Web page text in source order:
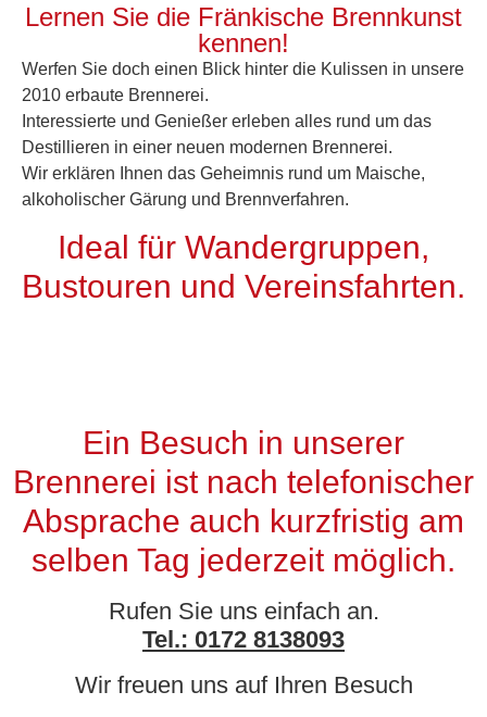
Lernen Sie die Fränkische Brennkunst
kennen!
Werfen Sie doch einen Blick hinter die Kulissen in unsere
2010 erbaute Brennerei.
Interessierte und Genießer erleben alles rund um das
Destillieren in einer neuen modernen Brennerei.
Wir erklären Ihnen das Geheimnis rund um Maische,
alkoholischer Gärung und Brennverfahren.
Ideal für Wandergruppen,
Bustouren und Vereinsfahrten.
Ein Besuch in unserer
Brennerei ist nach telefonischer
Absprache auch kurzfristig am
selben Tag jederzeit möglich.
Rufen Sie uns einfach an.
Tel.: 0172 8138093
Wir freuen uns auf Ihren Besuch